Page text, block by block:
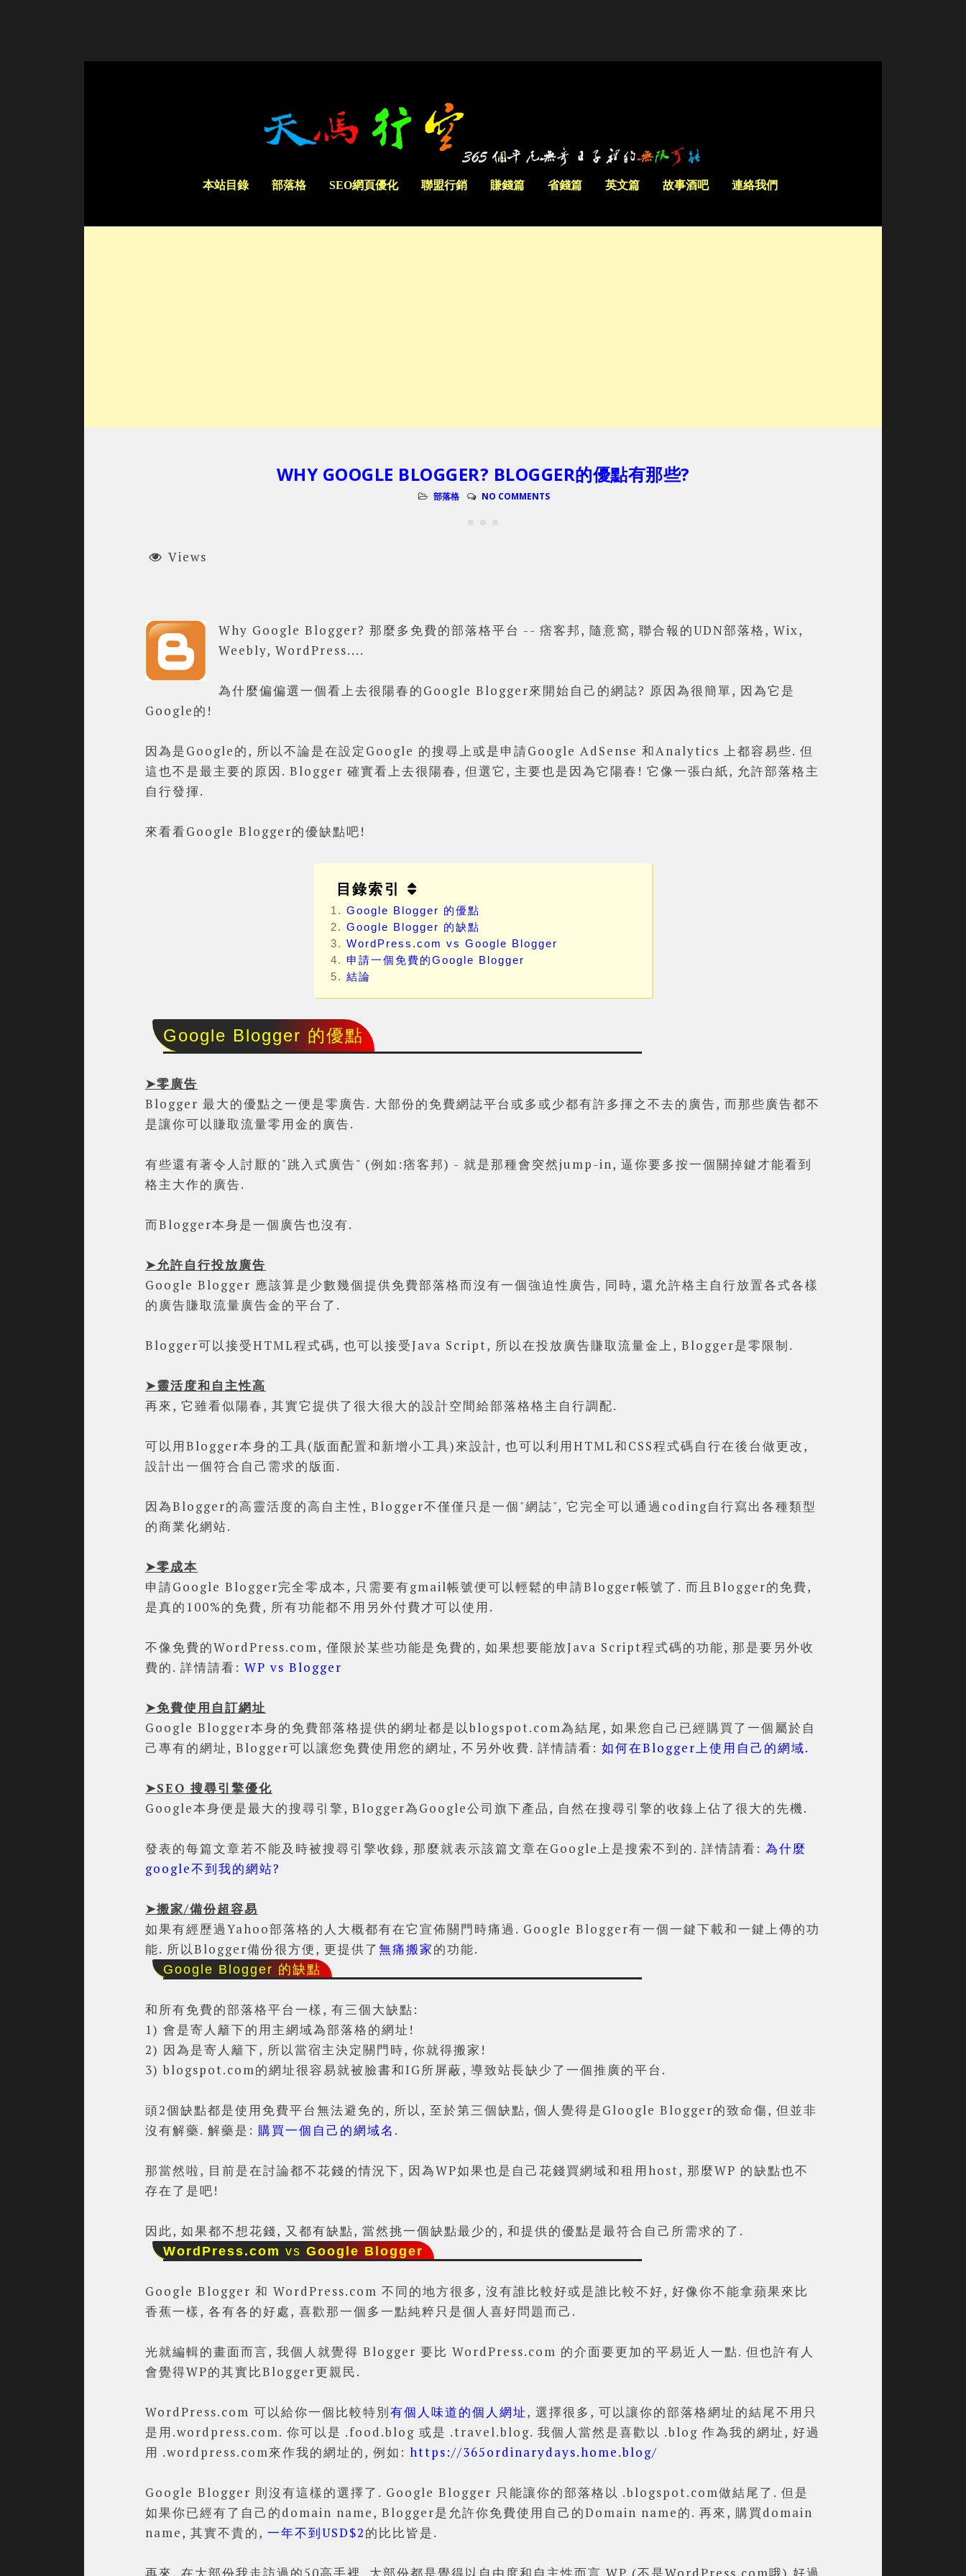
本站目錄 部落格 SEO網頁優化 聯盟行銷 賺錢篇 省錢篇 英文篇 故事酒吧 連絡我們
WHY GOOGLE BLOGGER? BLOGGER的優點有那些?
部落格 NO COMMENTS
Views
Why Google Blogger? 那麼多免費的部落格平台 -- 痞客邦, 隨意窩, 聯合報的UDN部落格, Wix,
Weebly, WordPress....
為什麼偏偏選一個看上去很陽春的Google Blogger來開始自己的網誌? 原因為很簡單, 因為它是
Google的!
因為是Google的, 所以不論是在設定Google 的搜尋上或是申請Google AdSense 和Analytics 上都容易些. 但
這也不是最主要的原因. Blogger 確實看上去很陽春, 但選它, 主要也是因為它陽春! 它像一張白紙, 允許部落格主
自行發揮.
來看看Google Blogger的優缺點吧!
目錄索引
Google Blogger 的優點
Google Blogger 的缺點
WordPress.com vs Google Blogger
申請一個免費的Google Blogger
結論
Google Blogger 的優點
➤零廣告
Blogger 最大的優點之一便是零廣告. 大部份的免費網誌平台或多或少都有許多揮之不去的廣告, 而那些廣告都不
是讓你可以賺取流量零用金的廣告.
有些還有著令人討厭的"跳入式廣告" (例如:痞客邦) - 就是那種會突然jump-in, 逼你要多按一個關掉鍵才能看到
格主大作的廣告.
而Blogger本身是一個廣告也沒有.
➤允許自行投放廣告
Google Blogger 應該算是少數幾個提供免費部落格而沒有一個強迫性廣告, 同時, 還允許格主自行放置各式各樣
的廣告賺取流量廣告金的平台了.
Blogger可以接受HTML程式碼, 也可以接受Java Script, 所以在投放廣告賺取流量金上, Blogger是零限制.
➤靈活度和自主性高
再來, 它雖看似陽春, 其實它提供了很大很大的設計空間給部落格格主自行調配.
可以用Blogger本身的工具(版面配置和新增小工具)來設計, 也可以利用HTML和CSS程式碼自行在後台做更改,
設計出一個符合自己需求的版面.
因為Blogger的高靈活度的高自主性, Blogger不僅僅只是一個"網誌", 它完全可以通過coding自行寫出各種類型
的商業化網站.
➤零成本
申請Google Blogger完全零成本, 只需要有gmail帳號便可以輕鬆的申請Blogger帳號了. 而且Blogger的免費,
是真的100%的免費, 所有功能都不用另外付費才可以使用.
不像免費的WordPress.com, 僅限於某些功能是免費的, 如果想要能放Java Script程式碼的功能, 那是要另外收
費的. 詳情請看: WP vs Blogger
➤免費使用自訂網址
Google Blogger本身的免費部落格提供的網址都是以blogspot.com為結尾, 如果您自己已經購買了一個屬於自
己專有的網址, Blogger可以讓您免費使用您的網址, 不另外收費. 詳情請看: 如何在Blogger上使用自己的網域.
➤SEO 搜尋引擎優化
Google本身便是最大的搜尋引擎, Blogger為Google公司旗下產品, 自然在搜尋引擎的收錄上佔了很大的先機.
發表的每篇文章若不能及時被搜尋引擎收錄, 那麼就表示該篇文章在Google上是搜索不到的. 詳情請看: 為什麼
google不到我的網站?
➤搬家/備份超容易
如果有經歷過Yahoo部落格的人大概都有在它宣佈關門時痛過. Google Blogger有一個一鍵下載和一鍵上傳的功
能. 所以Blogger備份很方便, 更提供了無痛搬家的功能.
Google Blogger 的缺點
和所有免費的部落格平台一樣, 有三個大缺點:
1) 會是寄人籬下的用主網域為部落格的網址!
2) 因為是寄人籬下, 所以當宿主決定關門時, 你就得搬家!
3) blogspot.com的網址很容易就被臉書和IG所屏蔽, 導致站長缺少了一個推廣的平台.
頭2個缺點都是使用免費平台無法避免的, 所以, 至於第三個缺點, 個人覺得是Gloogle Blogger的致命傷, 但並非
沒有解藥. 解藥是: 購買一個自己的網域名 .
那當然啦, 目前是在討論都不花錢的情況下, 因為WP如果也是自己花錢買網域和租用host, 那麼WP 的缺點也不
存在了是吧!
因此, 如果都不想花錢, 又都有缺點, 當然挑一個缺點最少的, 和提供的優點是最符合自己所需求的了.
WordPress.com vs Google Blogger
Google Blogger 和 WordPress.com 不同的地方很多, 沒有誰比較好或是誰比較不好, 好像你不能拿蘋果來比
香蕉一樣, 各有各的好處, 喜歡那一個多一點純粹只是個人喜好問題而己.
光就編輯的畫面而言, 我個人就覺得 Blogger 要比 WordPress.com 的介面要更加的平易近人一點. 但也許有人
會覺得WP的其實比Blogger更親民.
WordPress.com 可以給你一個比較特別有個人味道的個人網址, 選擇很多, 可以讓你的部落格網址的結尾不用只
是用.wordpress.com. 你可以是 .food.blog 或是 .travel.blog. 我個人當然是喜歡以 .blog 作為我的網址, 好過
用 .wordpress.com來作我的網址的, 例如: https://365ordinarydays.home.blog/
Google Blogger 則沒有這樣的選擇了. Google Blogger 只能讓你的部落格以 .blogspot.com做結尾了. 但是
如果你已經有了自己的domain name, Blogger是允許你免費使用自己的Domain name的. 再來, 購買domain
name, 其實不貴的, 一年不到USD$2的比比皆是.